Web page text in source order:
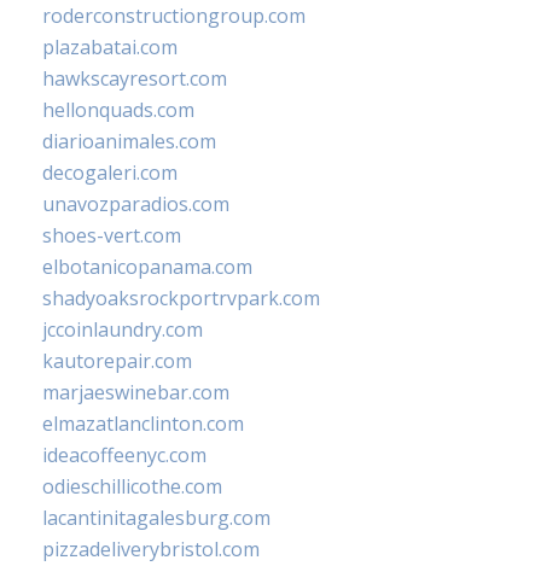
roderconstructiongroup.com
plazabatai.com
hawkscayresort.com
hellonquads.com
diarioanimales.com
decogaleri.com
unavozparadios.com
shoes-vert.com
elbotanicopanama.com
shadyoaksrockportrvpark.com
jccoinlaundry.com
kautorepair.com
marjaeswinebar.com
elmazatlanclinton.com
ideacoffeenyc.com
odieschillicothe.com
lacantinitagalesburg.com
pizzadeliverybristol.com